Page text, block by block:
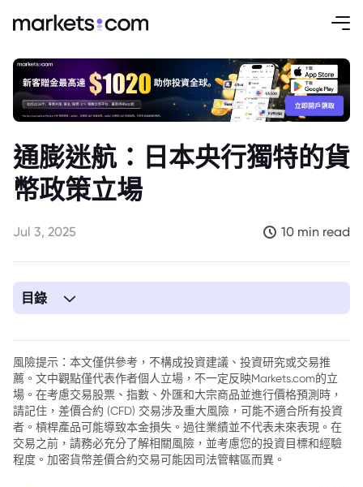
通膨迷航：日本央行獨特的貨
幣政策立場
Jul 3, 2025 10 min read
目錄
風險提示：本文僅供參考，不構成投資建議、投資研究或交易推
薦。文中觀點僅代表作者個人立場，不一定反映Markets.com的立
場。在考慮交易股票、指數、外匯和大宗商品並進行價格預測時，
請記住，差價合約 (CFD) 交易涉及重大風險，可能不適合所有投資
者。槓桿產品可能導致本金損失。過往業績並不代表未來表現。在
交易之前，請務必充分了解相關風險，並考慮您的投資目標和經驗
程度。加密貨幣差價合約交易可能因司法管轄區而異。